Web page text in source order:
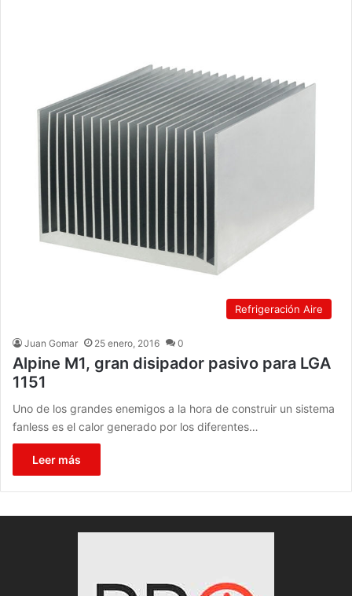
Refrigeración Aire
Juan Gomar 25 enero, 2016 0
Alpine M1, gran disipador pasivo para LGA
1151
Uno de los grandes enemigos a la hora de construir un sistema
fanless es el calor generado por los diferentes…
Leer más